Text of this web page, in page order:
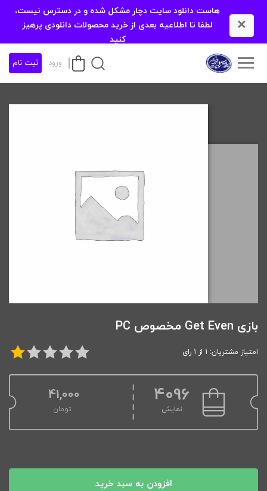
×
هاست دانلود سایت دچار مشکل شده و در دسترس نیست،
لطفا تا اطلاعیه بعدی از خرید محصولات دانلودی پرهیز
کنید
ورود ثبت نام
بازی Get Even مخصوص PC
امتیاز مشتریان: 1 از 1 رای
4096
نمایش
41,000
تومان
افزودن به سبد خرید